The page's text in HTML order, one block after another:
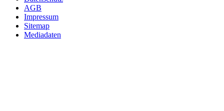
AGB
Impressum
Sitemap
Mediadaten